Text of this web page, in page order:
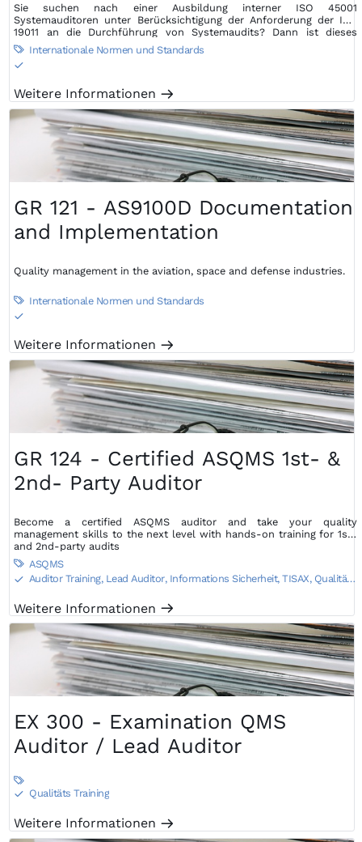
Sie suchen nach einer Ausbildung interner ISO 45001
Systemauditoren unter Berücksichtigung der Anforderung der ISO
19011 an die Durchführung von Systemaudits? Dann ist dieses
Seminar die perfekte Wahl…
 Internationale Normen und Standards
S
Weitere Informationen m
GR 121 - AS9100D Documentation
and Implementation
Quality management in the aviation, space and defense industries.
 Internationale Normen und Standards
S
Weitere Informationen m
GR 124 - Certified ASQMS 1st- &
2nd- Party Auditor
Become a certified ASQMS auditor and take your quality
management skills to the next level with hands-on training for 1st-
and 2nd-party audits
 ASQMS
S Auditor Training, Lead Auditor, Informations Sicherheit, TISAX, Qualitäts
Weitere Informationen m
EX 300 - Examination QMS
Auditor / Lead Auditor

S
Qualitäts Training
Weitere Informationen m